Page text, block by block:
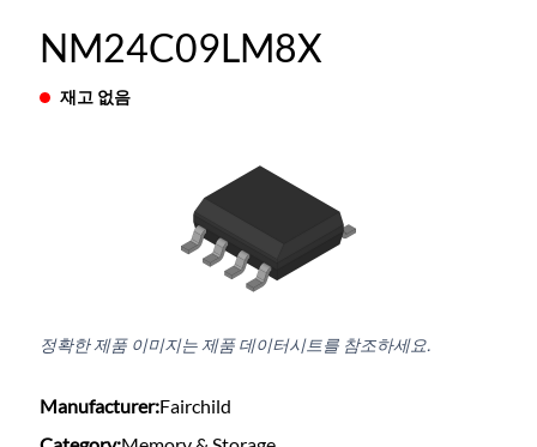
NM24C09LM8X
재고 없음
정확한 제품 이미지는 제품 데이터시트를 참조하세요.
Manufacturer:Fairchild